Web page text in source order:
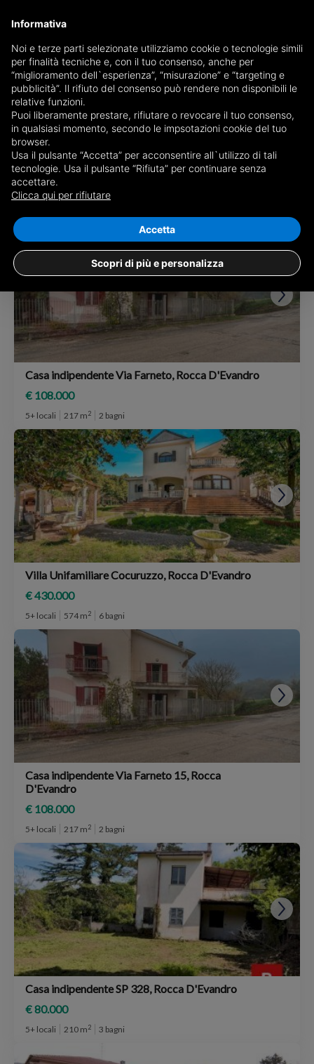
Ricevi copia del giornale via mail
Scegli giornale
5 risultati per
D'Evandro
Casa indipendente Via Farneto, Rocca D'Evandro
€ 108.000
5+ locali 217 m2 2 bagni
Villa Unifamiliare Cocuruzzo, Rocca D'Evandro
€ 430.000
5+ locali 574 m2 6 bagni
Casa indipendente Via Farneto 15, Rocca
D'Evandro
€ 108.000
5+ locali 217 m2 2 bagni
Casa indipendente SP 328, Rocca D'Evandro
€ 80.000
5+ locali 210 m2 3 bagni
Informativa
Noi e terze parti selezionate utilizziamo cookie o tecnologie simili
per finalità tecniche e, con il tuo consenso, anche per
“miglioramento dell`esperienza”, “misurazione” e “targeting e
pubblicità”. Il rifiuto del consenso può rendere non disponibili le
relative funzioni.
Puoi liberamente prestare, rifiutare o revocare il tuo consenso,
in qualsiasi momento, secondo le impsotazioni cookie del tuo
browser.
Usa il pulsante “Accetta” per acconsentire all`utilizzo di tali
tecnologie. Usa il pulsante “Rifiuta” per continuare senza
accettare.
Clicca qui per rifiutare
Scopri di più e personalizza
Accetta